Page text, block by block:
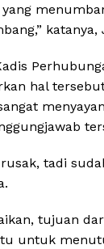
hal
rusak, tadi
tujuan
untuk